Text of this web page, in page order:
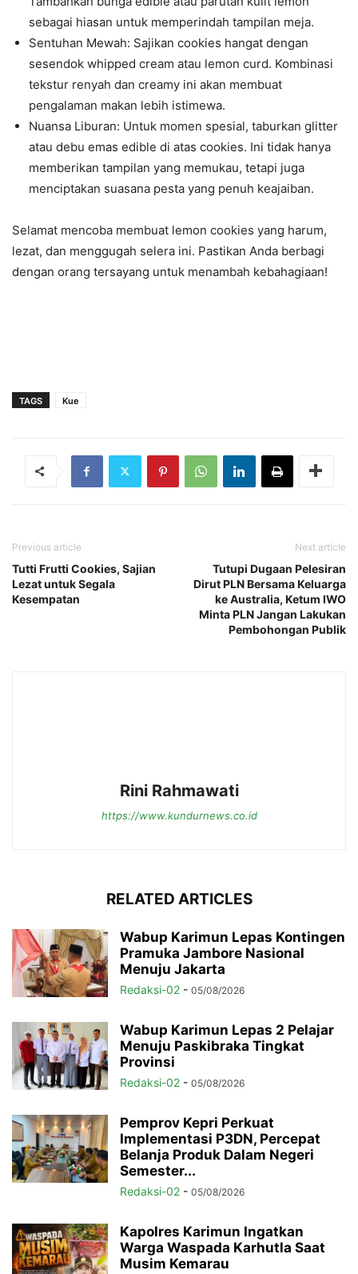
sebagai hiasan untuk memperindah tampilan meja.
Sentuhan Mewah: Sajikan cookies hangat dengan
sesendok whipped cream atau lemon curd. Kombinasi
tekstur renyah dan creamy ini akan membuat
pengalaman makan lebih istimewa.
Nuansa Liburan: Untuk momen spesial, taburkan glitter
atau debu emas edible di atas cookies. Ini tidak hanya
memberikan tampilan yang memukau, tetapi juga
menciptakan suasana pesta yang penuh keajaiban.
Selamat mencoba membuat lemon cookies yang harum,
lezat, dan menggugah selera ini. Pastikan Anda berbagi
dengan orang tersayang untuk menambah kebahagiaan!
TAGS Kue
Previous article
Tutti Frutti Cookies, Sajian
Lezat untuk Segala
Kesempatan
Next article
Tutupi Dugaan Pelesiran
Dirut PLN Bersama Keluarga
ke Australia, Ketum IWO
Minta PLN Jangan Lakukan
Pembohongan Publik
Rini Rahmawati
https://www.kundurnews.co.id
RELATED ARTICLES
Wabup Karimun Lepas Kontingen
Pramuka Jambore Nasional
Menuju Jakarta
Redaksi-02 - 05/08/2026
Wabup Karimun Lepas 2 Pelajar
Menuju Paskibraka Tingkat
Provinsi
Redaksi-02 - 05/08/2026
Pemprov Kepri Perkuat
Implementasi P3DN, Percepat
Belanja Produk Dalam Negeri
Semester...
Redaksi-02 - 05/08/2026
Kapolres Karimun Ingatkan
Warga Waspada Karhutla Saat
Musim Kemarau